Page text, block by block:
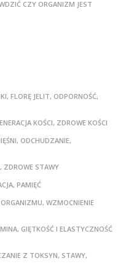
CZY ORGANIZM JEST
FLORĘ JELIT, ODPORNOŚĆ,
KOŚCI, ZDROWE KOŚCI
ODCHUDZANIE,
ZDROWE STAWY
PAMIĘĆ
WZMOCNIENIE
GIĘTKOŚĆ I ELASTYCZNOŚĆ
Z TOKSYN, STAWY,